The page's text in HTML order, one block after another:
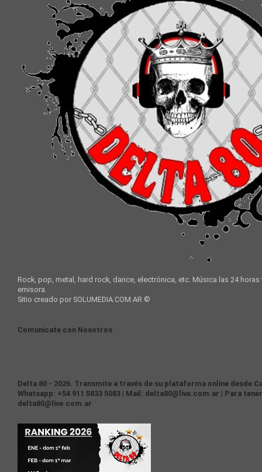
Rock, pop, metal, hard rock, dance, electrónica, etc. Música las 24
emisora.
Sitio creado por SOLUMEDIA.COM.AR ©
Comunicate con Nosotros
Delta 80 - 2026. Transmite a través de su plataforma online desde
Whatsapp: +54 911 5833 5083 | Mail: delta80@live.com.ar | Para
delta80@live.com.ar